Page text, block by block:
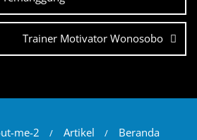
Trainer Motivator Wonosobo
me-2 Artikel
Beranda